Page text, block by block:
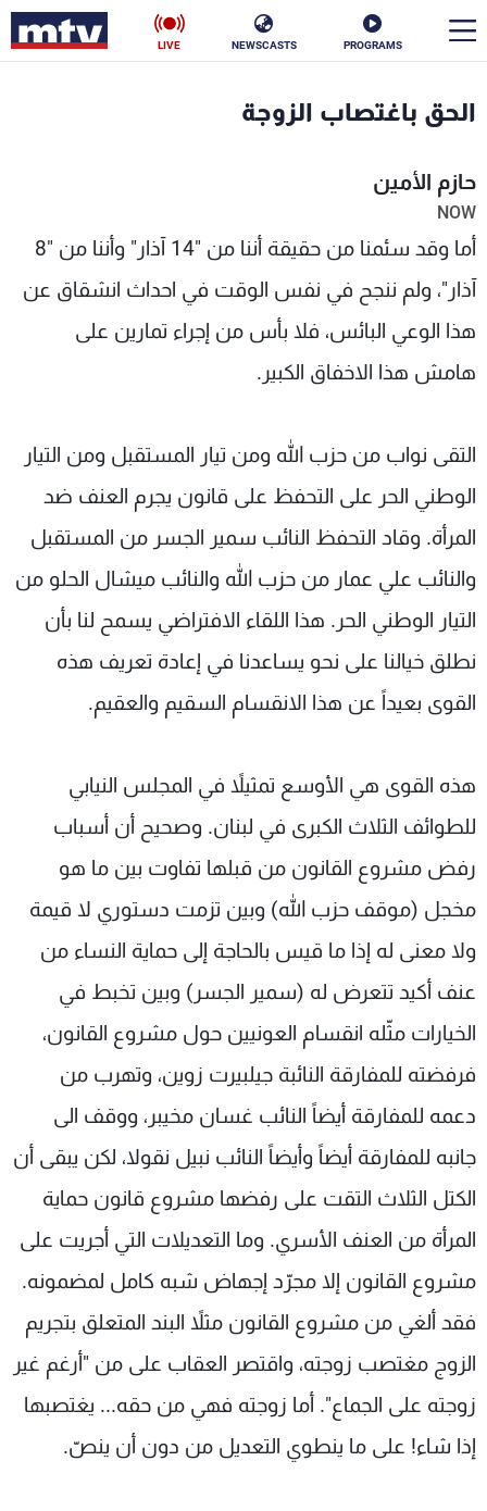
PROGRAMS
NEWSCASTS
LIVE
الحق باغتصاب الزوجة
حازم الأمين
NOW
أما وقد سئمنا من حقيقة أننا من "14 آذار" وأننا من "8
آذار"، ولم ننجح في نفس الوقت في احداث انشقاق عن
هذا الوعي البائس، فلا بأس من إجراء تمارين على
هامش هذا الاخفاق الكبير.
التقى نواب من حزب الله ومن تيار المستقبل ومن التيار
الوطني الحر على التحفظ على قانون يجرم العنف ضد
المرأة. وقاد التحفظ النائب سمير الجسر من المستقبل
والنائب علي عمار من حزب الله والنائب ميشال الحلو من
التيار الوطني الحر. هذا اللقاء الافتراضي يسمح لنا بأن
نطلق خيالنا على نحو يساعدنا في إعادة تعريف هذه
القوى بعيداً عن هذا الانقسام السقيم والعقيم.
هذه القوى هي الأوسع تمثيلاً في المجلس النيابي
للطوائف الثلاث الكبرى في لبنان. وصحيح أن أسباب
رفض مشروع القانون من قبلها تفاوت بين ما هو
مخجل (موقف حزب الله) وبين تزمت دستوري لا قيمة
ولا معنى له إذا ما قيس بالحاجة إلى حماية النساء من
عنف أكيد تتعرض له (سمير الجسر) وبين تخبط في
الخيارات مثّله انقسام العونيين حول مشروع القانون،
فرفضته للمفارقة النائبة جيلبيرت زوين، وتهرب من
دعمه للمفارقة أيضاً النائب غسان مخيبر، ووقف الى
جانبه للمفارقة أيضاً وأيضاً النائب نبيل نقولا، لكن يبقى أن
الكتل الثلاث التقت على رفضها مشروع قانون حماية
المرأة من العنف الأسري. وما التعديلات التي أجريت على
مشروع القانون إلا مجرّد إجهاض شبه كامل لمضمونه.
فقد ألغي من مشروع القانون مثلاً البند المتعلق بتجريم
الزوج مغتصب زوجته، واقتصر العقاب على من "أرغم غير
زوجته على الجماع". أما زوجته فهي من حقه... يغتصبها
إذا شاء! على ما ينطوي التعديل من دون أن ينصّ.
الأخبار
سياسة
إقتصاد فن
منوعات رياضة
كأس العالم
البرامج
شاهد البرامج
الترددات
عن MTV
الإنـتـاج
لاعلاناتكم
وظائف
تواصل معنا
شروط الإسـتخدام
سياسة الخصوصية